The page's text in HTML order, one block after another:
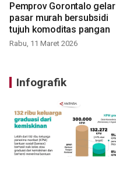
Pemprov Gorontalo gelar
pasar murah bersubsidi
tujuh komoditas pangan
Rabu, 11 Maret 2026
Infografik